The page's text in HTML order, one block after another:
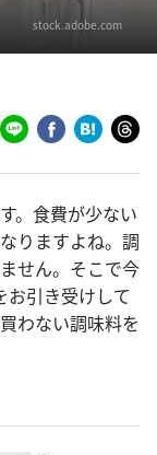
stock.adobe.com
。食費が少ない
りますよね。調
せん。そこで今
お引き受けして
わない調味料を